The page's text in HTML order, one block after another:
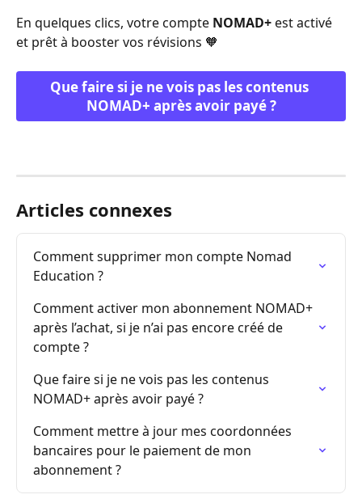
En quelques clics, votre compte NOMAD+ est activé
et prêt à booster vos révisions 🧡
Que faire si je ne vois pas les contenus
NOMAD+ après avoir payé ?
Articles connexes
Comment supprimer mon compte Nomad
Education ?
Comment activer mon abonnement NOMAD+
après l’achat, si je n’ai pas encore créé de
compte ?
Que faire si je ne vois pas les contenus
NOMAD+ après avoir payé ?
Comment mettre à jour mes coordonnées
bancaires pour le paiement de mon
abonnement ?